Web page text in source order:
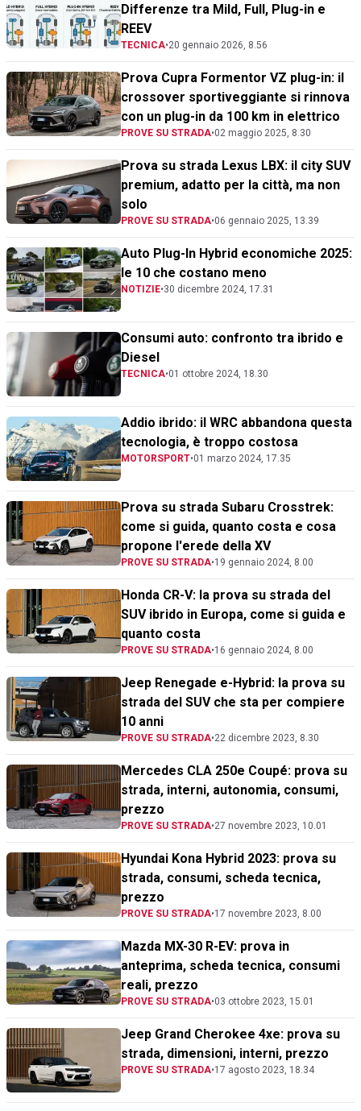
Differenze tra Mild, Full, Plug-in e
REEV
TECNICA•20 gennaio 2026, 8.56
Prova Cupra Formentor VZ plug-in: il
crossover sportiveggiante si rinnova
con un plug-in da 100 km in elettrico
PROVE SU STRADA•02 maggio 2025, 8.30
Prova su strada Lexus LBX: il city SUV
premium, adatto per la città, ma non
solo
PROVE SU STRADA•06 gennaio 2025, 13.39
Auto Plug-In Hybrid economiche 2025:
le 10 che costano meno
NOTIZIE•30 dicembre 2024, 17.31
Consumi auto: confronto tra ibrido e
Diesel
TECNICA•01 ottobre 2024, 18.30
Addio ibrido: il WRC abbandona questa
tecnologia, è troppo costosa
MOTORSPORT•01 marzo 2024, 17.35
Prova su strada Subaru Crosstrek:
come si guida, quanto costa e cosa
propone l'erede della XV
PROVE SU STRADA•19 gennaio 2024, 8.00
Honda CR-V: la prova su strada del
SUV ibrido in Europa, come si guida e
quanto costa
PROVE SU STRADA•16 gennaio 2024, 8.00
Jeep Renegade e-Hybrid: la prova su
strada del SUV che sta per compiere
10 anni
PROVE SU STRADA•22 dicembre 2023, 8.30
Mercedes CLA 250e Coupé: prova su
strada, interni, autonomia, consumi,
prezzo
PROVE SU STRADA•27 novembre 2023, 10.01
Hyundai Kona Hybrid 2023: prova su
strada, consumi, scheda tecnica,
prezzo
PROVE SU STRADA•17 novembre 2023, 8.00
Mazda MX-30 R-EV: prova in
anteprima, scheda tecnica, consumi
reali, prezzo
PROVE SU STRADA•03 ottobre 2023, 15.01
Jeep Grand Cherokee 4xe: prova su
strada, dimensioni, interni, prezzo
PROVE SU STRADA•17 agosto 2023, 18.34